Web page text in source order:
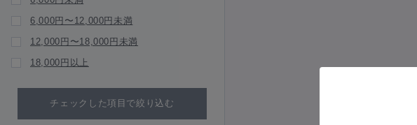
RegenSkin（リジェンスキン）
réveiller（レヴェイエ）
SKIN52&CO（スキン52）
6,000円〜12,000円未満
12,000円〜18,000円未満
18,000円以上
チェックした項目で絞り込む